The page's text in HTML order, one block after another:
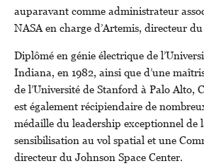
auparavant comme administrateur
NASA en charge d’Artemis, directeur
Diplômé en génie électrique de
Indiana, en 1982, ainsi que d’une
de l’Université de Stanford à Palo Alto,
est également récipiendaire de
médaille du leadership exceptionnel de
sensibilisation au vol spatial et une
directeur du Johnson Space Center.